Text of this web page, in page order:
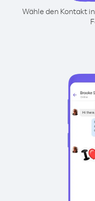
Wähle den Kontakt